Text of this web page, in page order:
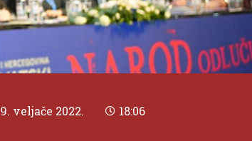
veljače 2022. 18:06